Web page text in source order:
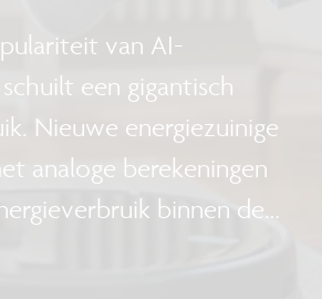
van AI-
een gigantisch
Nieuwe energiezuinige
analoge berekeningen
binnen de